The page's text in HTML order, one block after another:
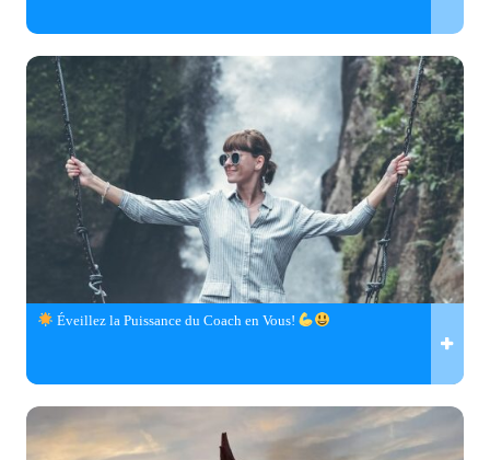
Éveillez la Puissance du Coach en Vous!